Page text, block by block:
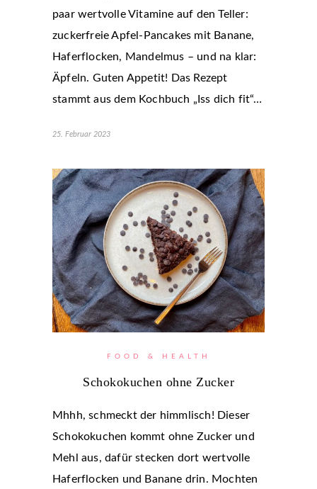
paar wertvolle Vitamine auf den Teller:
zuckerfreie Apfel-Pancakes mit Banane,
Haferflocken, Mandelmus – und na klar:
Äpfeln. Guten Appetit! Das Rezept
stammt aus dem Kochbuch „Iss dich fit“…
25. Februar 2023
FOOD & HEALTH
Schokokuchen ohne Zucker
Mhhh, schmeckt der himmlisch! Dieser
Schokokuchen kommt ohne Zucker und
Mehl aus, dafür stecken dort wertvolle
Haferflocken und Banane drin. Mochten